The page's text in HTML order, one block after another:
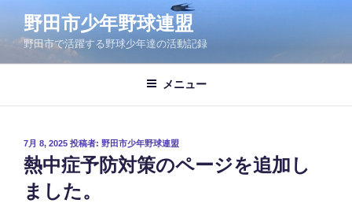
ン
へ
野田市少年野球連盟
野田市で活躍する野球少年達の活動記録
メニュー
投
稿
日:
7月 8, 2025 投稿者: 野田市少年野球連盟
熱中症予防対策のページを追加し
ました。